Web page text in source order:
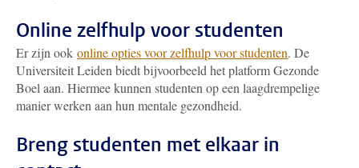
Online zelfhulp voor studenten
Er zijn ook online opties voor zelfhulp voor studenten. De
Universiteit Leiden biedt bijvoorbeeld het platform Gezonde
Boel aan. Hiermee kunnen studenten op een laagdrempelige
manier werken aan hun mentale gezondheid.
Breng studenten met elkaar in